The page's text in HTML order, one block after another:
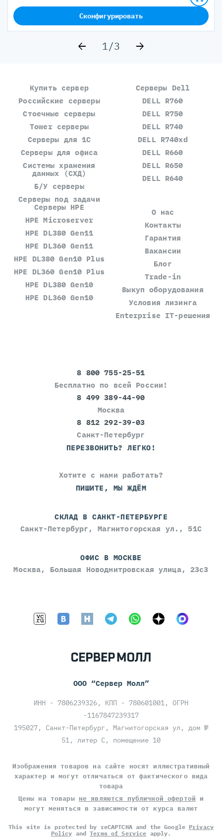
Сконфигурировать
1/3
Купить сервер
Российские серверы
Стоечные серверы
Tower серверы
Серверы для 1С
Серверы для офиса
Системы хранения
данных (СХД)
Б/У серверы
Серверы под задачи
Серверы Dell
DELL R760
DELL R750
DELL R740
DELL R740xd
DELL R660
DELL R650
DELL R640
Серверы HPE
HPE Microserver
HPE DL380 Gen11
HPE DL360 Gen11
HPE DL380 Gen10 Plus
HPE DL360 Gen10 Plus
HPE DL380 Gen10
HPE DL360 Gen10
О нас
Контакты
Гарантия
Вакансии
Блог
Trade-in
Выкуп оборудования
Условия лизинга
Enterprise IT-решения
8 800 755-25-51
Бесплатно по всей России!
8 499 389-44-90
Москва
8 812 292-39-03
Санкт-Петербург
ПЕРЕЗВОНИТЬ? ЛЕГКО!
Хотите с нами работать?
ПИШИТЕ, МЫ ЖДЁМ
СКЛАД В САНКТ-ПЕТЕРБУРГЕ
Санкт-Петербург, Магнитогорская ул., 51С
ОФИС В МОСКВЕ
Москва, Большая Новодмитровская улица, 23с3
ООО “Сервер Молл”
ИНН - 7806239326, КПП - 780601001, ОГРН
-1167847239317
195027, Санкт-Петербург, Магнитогорская ул, дом №
51, литер С, помещение 10
Изображения товаров на сайте носят иллюстративный
характер и могут отличаться от фактического вида
товара
Цены на товары не являются публичной офертой и
могут меняться в зависимости от курса валют
This site is protected by reCAPTCHA and the Google Privacy
Policy andTerms of Service apply.